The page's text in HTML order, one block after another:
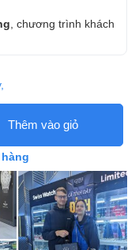
, chương trình khách
Thêm vào giỏ